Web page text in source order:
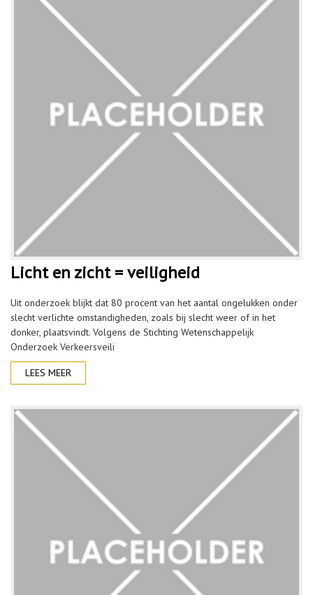
Licht en zicht = veiligheid
Uit onderzoek blijkt dat 80 procent van het aantal ongelukken onder
slecht verlichte omstandigheden, zoals bij slecht weer of in het
donker, plaatsvindt. Volgens de Stichting Wetenschappelijk
Onderzoek Verkeersveili
LEES MEER